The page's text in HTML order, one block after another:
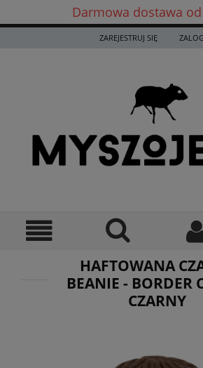
Darmowa dostawa od
Darmowa dostawa już od
ZAREJESTRUJ SIĘ
HAFTOWANA
BEANIE - BORDER
CZARNY